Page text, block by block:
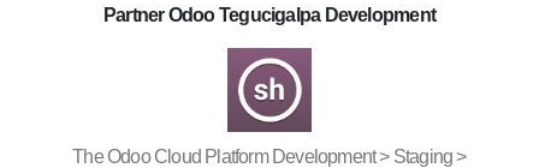
Partner Odoo Tegucigalpa Development
The Odoo Cloud Platform Development > Staging >